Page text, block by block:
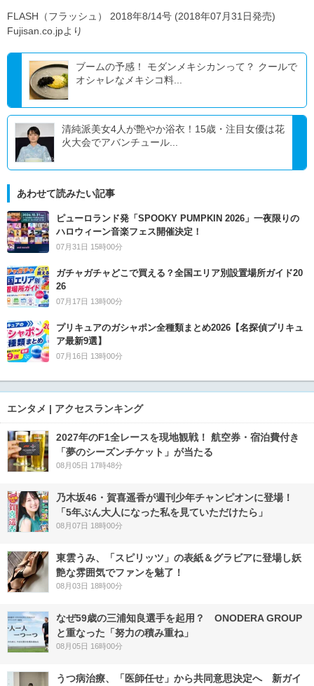
FLASH（フラッシュ） 2018年8/14号 (2018年07月31日発売)
Fujisan.co.jpより
ブームの予感！ モダンメキシカンって？ クールで
オシャレなメキシコ料...
清純派美女4人が艶やか浴衣！15歳・注目女優は花
火大会でアバンチュール...
あわせて読みたい記事
ピューロランド発「SPOOKY PUMPKIN 2026」一夜限りの
ハロウィーン音楽フェス開催決定！
07月31日 15時00分
ガチャガチャどこで買える？全国エリア別設置場所ガイド20
26
07月17日 13時00分
プリキュアのガシャポン全種類まとめ2026【名探偵プリキュ
ア最新9選】
07月16日 13時00分
エンタメ | アクセスランキング
2027年のF1全レースを現地観戦！ 航空券・宿泊費付き
「夢のシーズンチケット」が当たる
08月05日 17時48分
乃木坂46・賀喜遥香が週刊少年チャンピオンに登場！
「5年ぶん大人になった私を見ていただけたら」
08月07日 18時00分
東雲うみ、「スピリッツ」の表紙＆グラビアに登場し妖
艶な雰囲気でファンを魅了！
08月03日 18時00分
なぜ59歳の三浦知良選手を起用？ ONODERA GROUP
と重なった「努力の積み重ね」
08月05日 16時00分
うつ病治療、「医師任せ」から共同意思決定へ 新ガイ